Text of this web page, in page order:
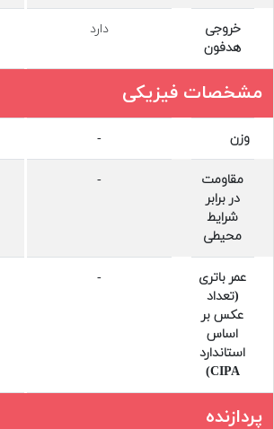
خروجی
هدفون
دارد
مشخصات فیزیکی
وزن -
مقاومت
در برابر
شرایط
محیطی
-
عمر باتری
(تعداد
عکس بر
اساس
استاندارد
CIPA)
-
پردازنده